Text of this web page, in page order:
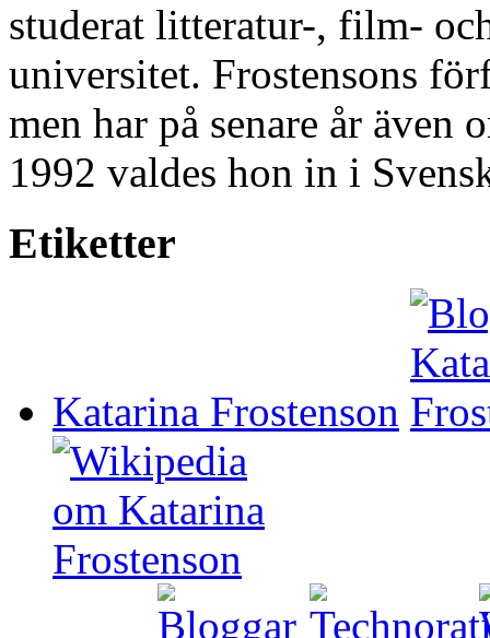
studerat litteratur-, film-
universitet. Frostensons
men har på senare år även
1992 valdes hon in i
Etiketter
Katarina Frostenson